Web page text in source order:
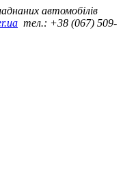
автомобілів
тел.: +38 (067) 509-